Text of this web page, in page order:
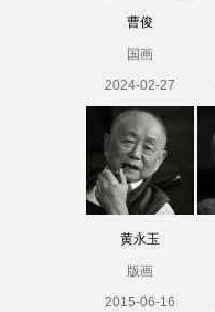
曹俊
国画
2024-02-27
黄永玉
版画
2015-06-16